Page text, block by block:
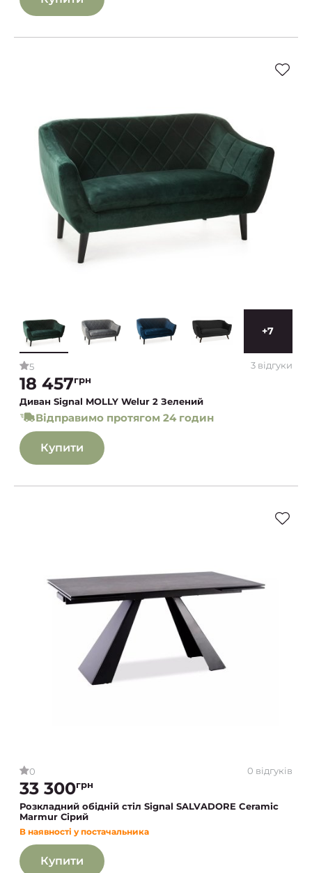
+7
5 3 відгуки
18 457грн
Диван Signal MOLLY Welur 2 Зелений
Відправимо протягом 24 годин
Купити
0 0 відгуків
33 300грн
Розкладний обідній стіл Signal SALVADORE Ceramic
Marmur Сірий
В наявності у постачальника
Купити